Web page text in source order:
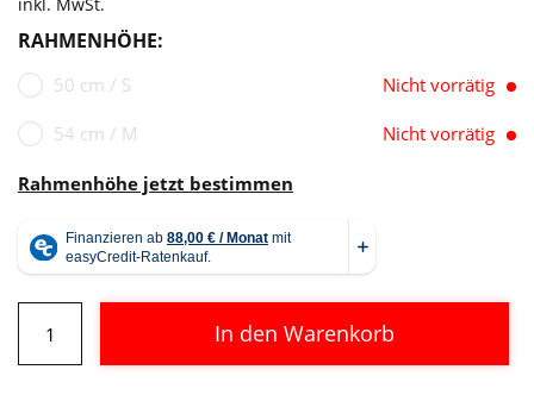
inkl. MwSt.
RAHMENHÖHE:
50 cm / S Nicht vorrätig
54 cm / M Nicht vorrätig
Rahmenhöhe jetzt bestimmen
Kathmandu
Hybrid
In den Warenkorb